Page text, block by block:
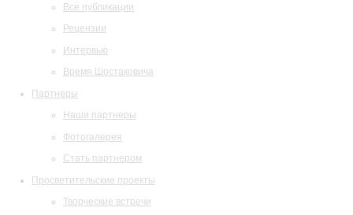
Все публикации
Рецензии
Интервью
Время Шостаковича
Партнеры
Наши партнеры
Фотогалерея
Стать партнером
Просветительские проекты
Творческие встречи